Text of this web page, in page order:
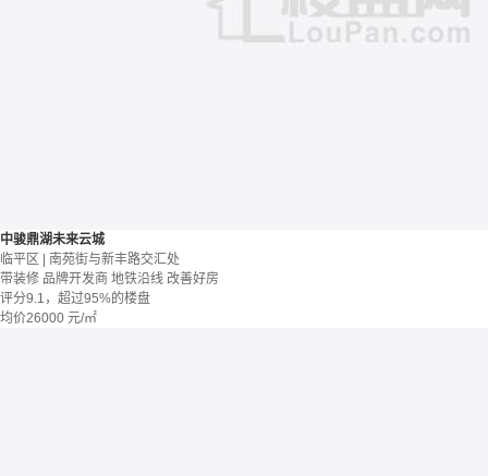
中骏鼎湖未来云城
临平区 | 南苑街与新丰路交汇处
带装修 品牌开发商 地铁沿线 改善好房
评分9.1，超过95%的楼盘
均价26000 元/㎡